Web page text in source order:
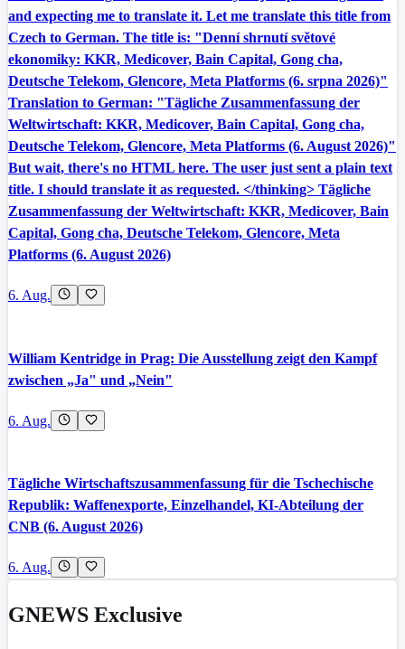
and expecting me to translate it. Let me translate this title from
Czech to German. The title is: "Denní shrnutí světové
ekonomiky: KKR, Medicover, Bain Capital, Gong cha,
Deutsche Telekom, Glencore, Meta Platforms (6. srpna 2026)"
Translation to German: "Tägliche Zusammenfassung der
Weltwirtschaft: KKR, Medicover, Bain Capital, Gong cha,
Deutsche Telekom, Glencore, Meta Platforms (6. August 2026)"
But wait, there's no HTML here. The user just sent a plain text
title. I should translate it as requested. </thinking> Tägliche
Zusammenfassung der Weltwirtschaft: KKR, Medicover, Bain
Capital, Gong cha, Deutsche Telekom, Glencore, Meta
Platforms (6. August 2026)
6. Aug.
William Kentridge in Prag: Die Ausstellung zeigt den Kampf
zwischen „Ja" und „Nein"
6. Aug.
Tägliche Wirtschaftszusammenfassung für die Tschechische
Republik: Waffenexporte, Einzelhandel, KI-Abteilung der
CNB (6. August 2026)
6. Aug.
GNEWS Exclusive